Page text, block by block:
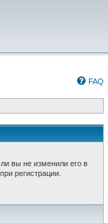
FAQ
вы не изменили его в
регистрации.